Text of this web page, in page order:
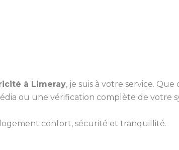
à Limeray, je suis à votre service. Que
ou une vérification complète de votre
confort, sécurité et tranquillité.